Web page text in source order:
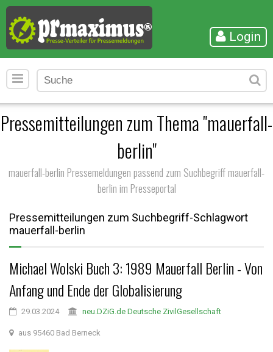
Login
Pressemitteilungen zum Thema "mauerfall-
berlin"
mauerfall-berlin Pressemeldungen passend zum Suchbegriff mauerfall-
berlin im Presseportal
Pressemitteilungen zum Suchbegriff-Schlagwort
mauerfall-berlin
Michael Wolski Buch 3: 1989 Mauerfall Berlin - Von
Anfang und Ende der Globalisierung
29.03.2024 neu.DZiG.de Deutsche ZivilGesellschaft
aus 95460 Bad Berneck